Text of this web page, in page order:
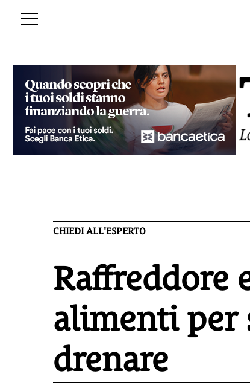
CHIEDI ALL'ESPERTO
Raffreddore
alimenti per
drenare